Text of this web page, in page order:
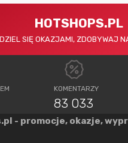
HOTSHOPS.PL
DZIEL SIĘ OKAZJAMI, ZDOBYWAJ
KOMENTARZY
83 033
- promocje, okazje,